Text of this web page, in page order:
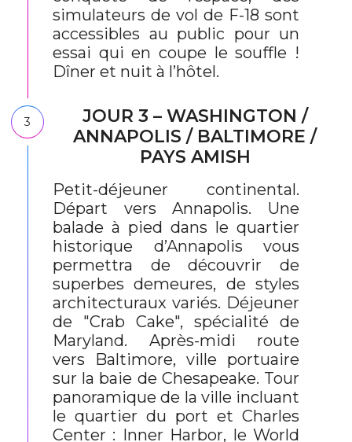
simulateurs de vol de F-18 sont
accessibles au public pour un
essai qui en coupe le souffle !
Dîner et nuit à l’hôtel.
3
JOUR 3 – WASHINGTON /
ANNAPOLIS / BALTIMORE /
PAYS AMISH
Petit-déjeuner continental.
Départ vers Annapolis. Une
balade à pied dans le quartier
historique d’Annapolis vous
permettra de découvrir de
superbes demeures, de styles
architecturaux variés. Déjeuner
de "Crab Cake", spécialité de
Maryland. Après-midi route
vers Baltimore, ville portuaire
sur la baie de Chesapeake. Tour
panoramique de la ville incluant
le quartier du port et Charles
Center : Inner Harbor, le World